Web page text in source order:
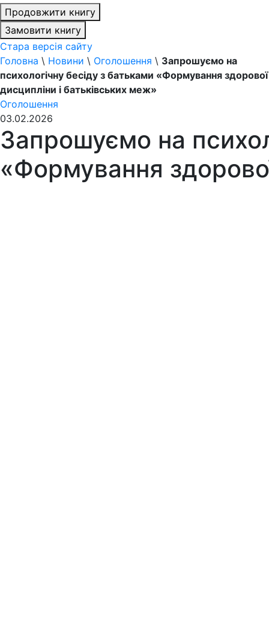
Продовжити книгу
Замовити книгу
Стара версія сайту
Головна \ Новини \ Оголошення \ Запрошуємо на
психологічну бесіду з батьками «Формування здорової
дисципліни і батьківських меж»
Оголошення
03.02.2026
Запрошуємо на
«Формування